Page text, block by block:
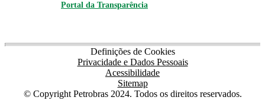
Portal da Transparência
Definições de Cookies
Privacidade e Dados Pessoais
Acessibilidade
Sitemap
© Copyright Petrobras 2024. Todos os direitos reservados.